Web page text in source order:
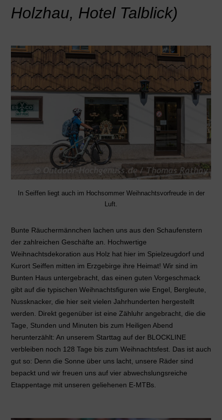
Holzhau, Hotel Talblick)
In Seiffen liegt auch im Hochsommer Weihnachtsvorfreude in der
Luft.
Bunte Räuchermännchen lachen uns aus den Schaufenstern
der zahlreichen Geschäfte an. Hochwertige
Weihnachtsdekoration aus Holz hat hier im Spielzeugdorf und
Kurort Seiffen mitten im Erzgebirge ihre Heimat! Wir sind im
Bunten Haus untergebracht, das einen guten Vorgeschmack
gibt auf die typischen Weihnachtsfiguren wie Engel, Bergleute,
Nussknacker, die hier seit vielen Jahrhunderten hergestellt
werden. Direkt gegenüber ist eine Zähluhr angebracht, die die
Tage, Stunden und Minuten bis zum Heiligen Abend
herunterzählt: An unserem Starttag auf der BLOCKLINE
verbleiben noch 128 Tage bis zum Weihnachtsfest. Das ist auch
gut so: Denn die Sonne über uns lacht, unsere Räder sind
bepackt und wir freuen uns auf vier abwechslungsreiche
Etappentage mit unseren geliehenen E-MTBs.